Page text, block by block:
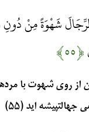
شَهْوَةً مِنْ دُونِ
﴿۵۵﴾
از روى شهوت با
جهالت‏پيشه‏ ايد (۵۵)